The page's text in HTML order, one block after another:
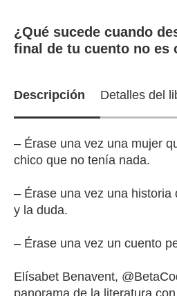
¿Qué sucede cuando
final de tu cuento no es
Descripción Detalles del
– Érase una vez una mujer
chico que no tenía nada.
– Érase una vez una historia
y la duda.
– Érase una vez un cuento
Elísabet Benavent,
panorama de la literatura